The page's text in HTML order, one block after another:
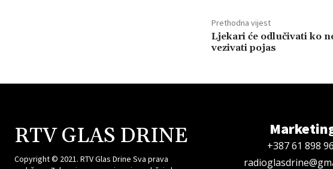
Prethodna vijest
Ljekari će odlučivati ko
vezivati pojas
RTV GLAS DRINE
Copyright © 2021. RTV Glas Drine Sva prava
+387 61 898